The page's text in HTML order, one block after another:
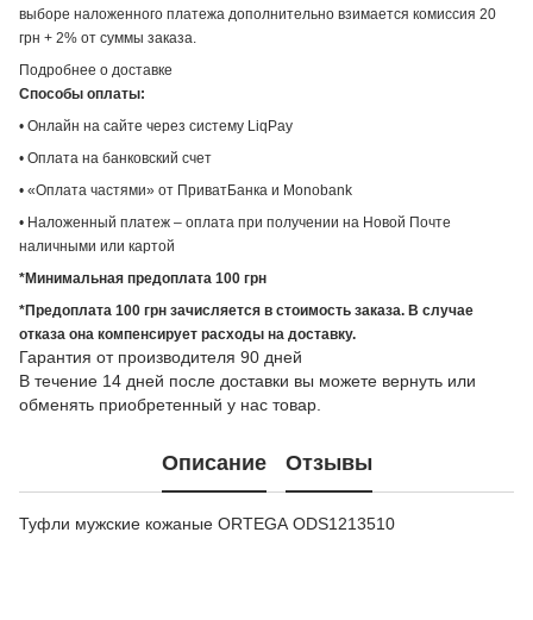
выборе наложенного платежа дополнительно взимается комиссия 20
грн + 2% от суммы заказа.
Подробнее о доставке
Способы оплаты:
• Онлайн на сайте через систему LiqPay
• Оплата на банковский счет
• «Оплата частями» от ПриватБанка и Monobank
• Наложенный платеж – оплата при получении на Новой Почте
наличными или картой
*Минимальная предоплата 100 грн
*Предоплата 100 грн зачисляется в стоимость заказа. В случае
отказа она компенсирует расходы на доставку.
Гарантия от производителя 90 дней
В течение 14 дней после доставки вы можете вернуть или
обменять приобретенный у нас товар.
Описание Отзывы
Туфли мужские кожаные ORTEGA ODS1213510